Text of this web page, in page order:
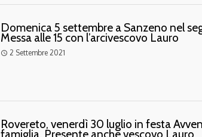
Domenica 5 settembre a Sanzeno nel
Messa alle 15 con l’arcivescovo Lauro
access_time 2 Settembre 2021
Rovereto, venerdì 30 luglio in festa
famiglia. Presente anche vescovo Lauro